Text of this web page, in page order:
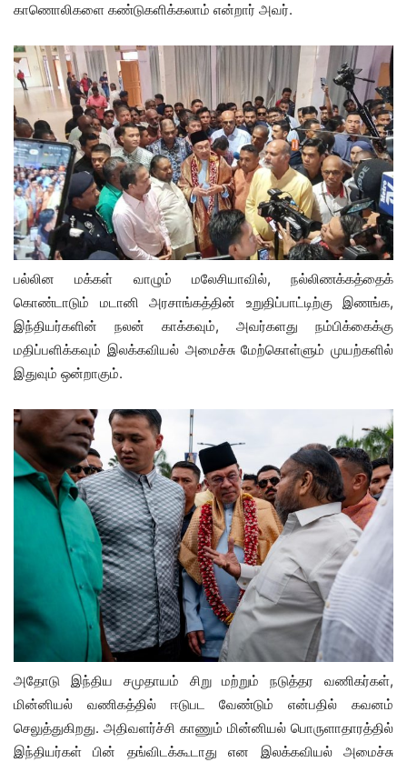
காணொலிகளை கண்டுகளிக்கலாம் என்றார் அவர்.
பல்லின மக்கள் வாழும் மலேசியாவில், நல்லிணக்கத்தைக்
கொண்டாடும் மடானி அரசாங்கத்தின் உறுதிப்பாட்டிற்கு இணங்க,
இந்தியர்களின் நலன் காக்கவும், அவர்களது நம்பிக்கைக்கு
மதிப்பளிக்கவும் இலக்கவியல் அமைச்சு மேற்கொள்ளும் முயற்களில்
இதுவும் ஒன்றாகும்.
அதோடு இந்திய சமுதாயம் சிறு மற்றும் நடுத்தர வணிகர்கள்,
மின்னியல் வணிகத்தில் ஈடுபட வேண்டும் என்பதில் கவனம்
செலுத்துகிறது. அதிவளர்ச்சி காணும் மின்னியல் பொருளாதாரத்தில்
இந்தியர்கள் பின் தங்விடக்கூடாது என இலக்கவியல் அமைச்சு